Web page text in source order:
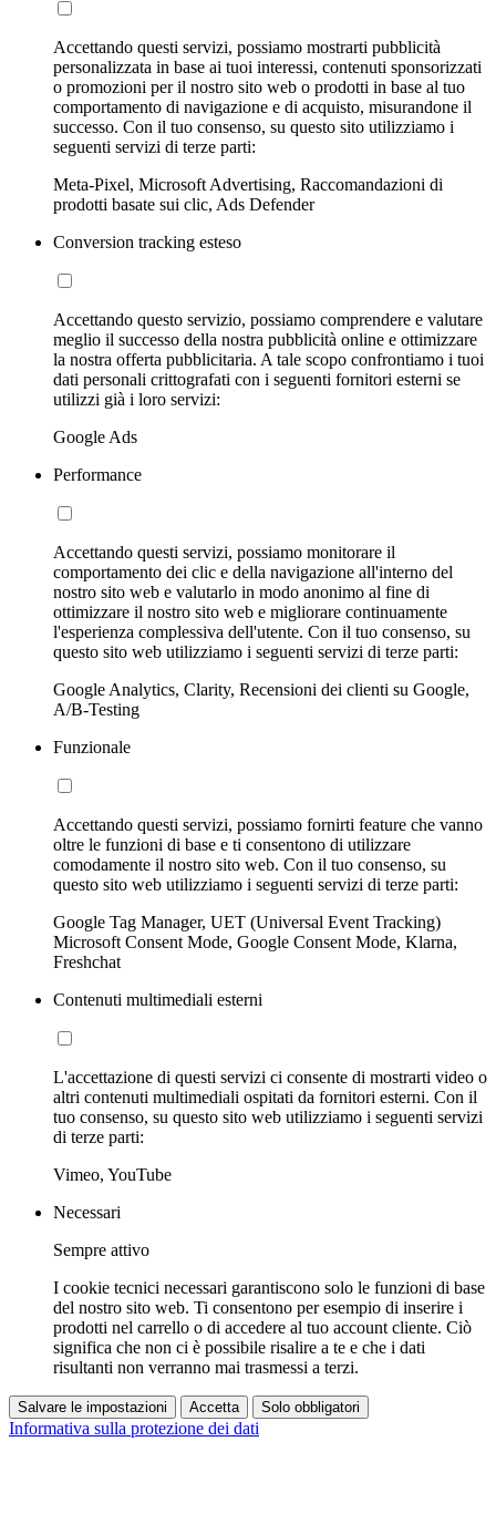
Accettando questi servizi, possiamo mostrarti pubblicità
personalizzata in base ai tuoi interessi, contenuti sponsorizzati
o promozioni per il nostro sito web o prodotti in base al tuo
comportamento di navigazione e di acquisto, misurandone il
successo. Con il tuo consenso, su questo sito utilizziamo i
seguenti servizi di terze parti:
Meta-Pixel, Microsoft Advertising, Raccomandazioni di
prodotti basate sui clic, Ads Defender
Conversion tracking esteso
Accettando questo servizio, possiamo comprendere e valutare
meglio il successo della nostra pubblicità online e ottimizzare
la nostra offerta pubblicitaria. A tale scopo confrontiamo i tuoi
dati personali crittografati con i seguenti fornitori esterni se
utilizzi già i loro servizi:
Google Ads
Performance
Accettando questi servizi, possiamo monitorare il
comportamento dei clic e della navigazione all'interno del
nostro sito web e valutarlo in modo anonimo al fine di
ottimizzare il nostro sito web e migliorare continuamente
l'esperienza complessiva dell'utente. Con il tuo consenso, su
questo sito web utilizziamo i seguenti servizi di terze parti:
Google Analytics, Clarity, Recensioni dei clienti su Google,
A/B-Testing
Funzionale
Accettando questi servizi, possiamo fornirti feature che vanno
oltre le funzioni di base e ti consentono di utilizzare
comodamente il nostro sito web. Con il tuo consenso, su
questo sito web utilizziamo i seguenti servizi di terze parti:
Google Tag Manager, UET (Universal Event Tracking)
Microsoft Consent Mode, Google Consent Mode, Klarna,
Freshchat
Contenuti multimediali esterni
L'accettazione di questi servizi ci consente di mostrarti video o
altri contenuti multimediali ospitati da fornitori esterni. Con il
tuo consenso, su questo sito web utilizziamo i seguenti servizi
di terze parti:
Vimeo, YouTube
Necessari
Sempre attivo
I cookie tecnici necessari garantiscono solo le funzioni di base
del nostro sito web. Ti consentono per esempio di inserire i
prodotti nel carrello o di accedere al tuo account cliente. Ciò
significa che non ci è possibile risalire a te e che i dati
risultanti non verranno mai trasmessi a terzi.
Salvare le impostazioni Accetta Solo obbligatori
Informativa sulla protezione dei dati